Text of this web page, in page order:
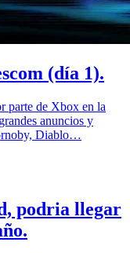
(día 1).
parte de Xbox en la
anuncios y
Diablo…
podria llegar